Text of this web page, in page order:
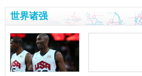
世界诸强